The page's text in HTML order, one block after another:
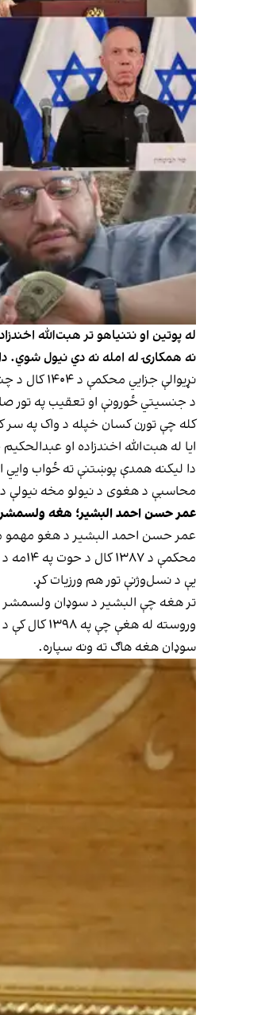
له پوتین او نتنیاهو تر هبت‌الله
نه همکارۍ له امله نه دي نیول شوي.
د جنسیتي ځورونې او تعقیب په تور
کله چې تورن کسان خپله د واک په سر
ایا له هبت‌الله اخندزاده او
دا لیکنه همدې پوښتنې ته ځواب
محاسبې د هغوی د نیولو مخه نیولې
عمر حسن احمد البشیر؛ هغه
عمر حسن احمد البشیر د هغو مهمو
یې د نسل‌وژنې تور هم ورزیات کړ.
تر هغه چې البشیر د سوډان ولسمشر
وروسته
سوډان هغه هاګ ته ونه سپاره.